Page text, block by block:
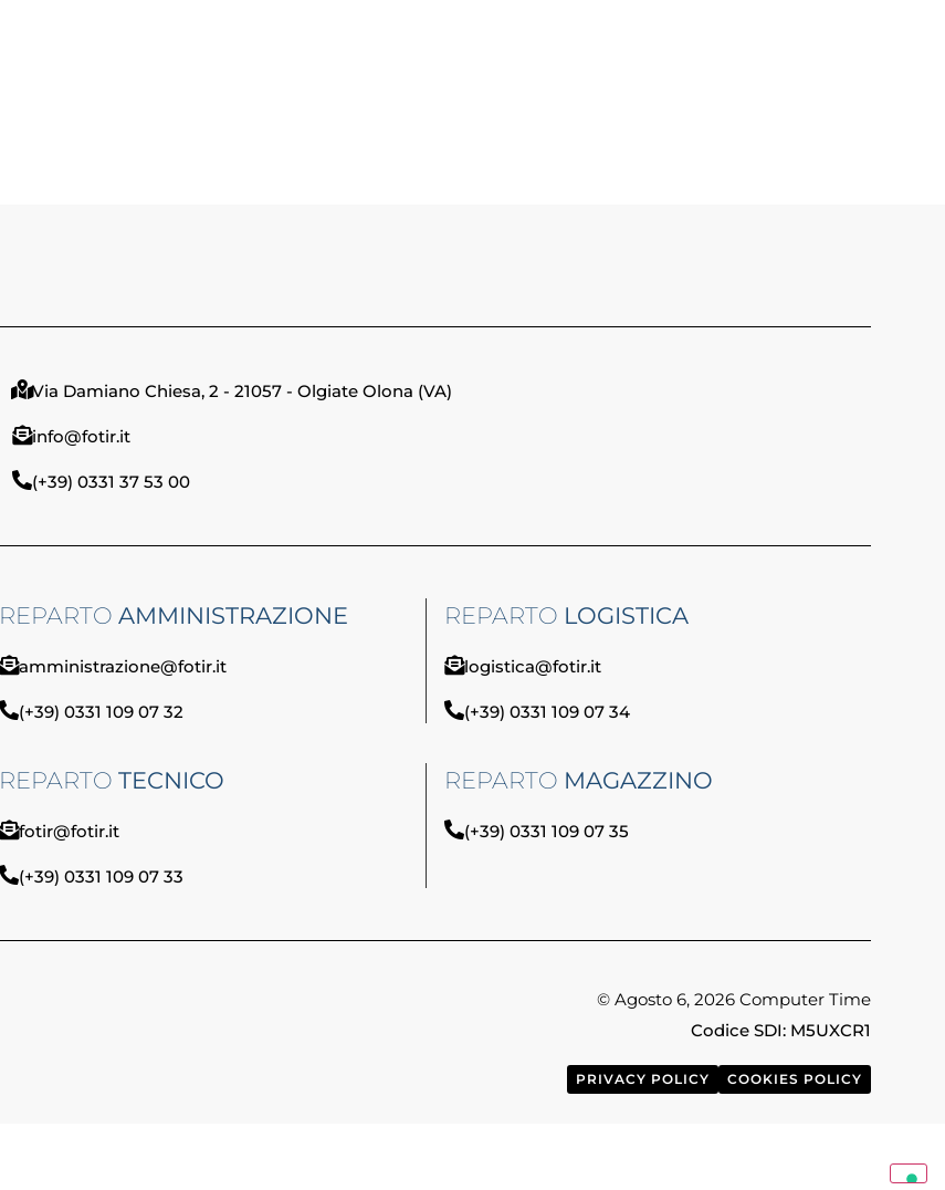
Via Damiano Chiesa, 2 - 21057 - Olgiate Olona (VA)
info@fotir.it
(+39) 0331 37 53 00
REPARTO AMMINISTRAZIONE
amministrazione@fotir.it
(+39) 0331 109 07 32
REPARTO LOGISTICA
logistica@fotir.it
(+39) 0331 109 07 34
REPARTO TECNICO
fotir@fotir.it
(+39) 0331 109 07 33
REPARTO MAGAZZINO
(+39) 0331 109 07 35
© Agosto 6, 2026 Computer Time
Codice SDI: M5UXCR1
PRIVACY POLICY COOKIES POLICY